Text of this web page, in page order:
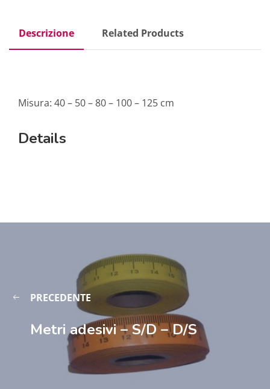
Descrizione Related Products
Misura: 40 – 50 – 80 – 100 – 125 cm
Details
PRECEDENTE
Metri adesivi – S/D – D/S